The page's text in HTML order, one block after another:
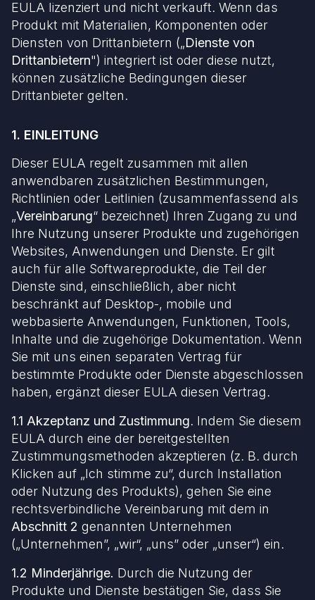
EULA lizenziert und nicht verkauft. Wenn das
Produkt mit Materialien, Komponenten oder
Diensten von Drittanbietern („Dienste von
Drittanbietern") integriert ist oder diese nutzt,
können zusätzliche Bedingungen dieser
Drittanbieter gelten.
1. EINLEITUNG
Dieser EULA regelt zusammen mit allen
anwendbaren zusätzlichen Bestimmungen,
Richtlinien oder Leitlinien (zusammenfassend als
„Vereinbarung“ bezeichnet) Ihren Zugang zu und
Ihre Nutzung unserer Produkte und zugehörigen
Websites, Anwendungen und Dienste. Er gilt
auch für alle Softwareprodukte, die Teil der
Dienste sind, einschließlich, aber nicht
beschränkt auf Desktop-, mobile und
webbasierte Anwendungen, Funktionen, Tools,
Inhalte und die zugehörige Dokumentation. Wenn
Sie mit uns einen separaten Vertrag für
bestimmte Produkte oder Dienste abgeschlossen
haben, ergänzt dieser EULA diesen Vertrag.
1.1 Akzeptanz und Zustimmung. Indem Sie diesem
EULA durch eine der bereitgestellten
Zustimmungsmethoden akzeptieren (z. B. durch
Klicken auf „Ich stimme zu“, durch Installation
oder Nutzung des Produkts), gehen Sie eine
rechtsverbindliche Vereinbarung mit dem in
Abschnitt 2 genannten Unternehmen
(„Unternehmen”, „wir“, „uns” oder „unser“) ein.
1.2 Minderjährige. Durch die Nutzung der
Produkte und Dienste bestätigen Sie, dass Sie